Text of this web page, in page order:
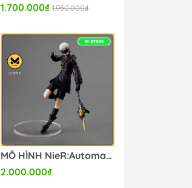
1.700.000₫ 1.950.000₫
MÔ HÌNH NieR:Automata FORM-ISM 9S (YoRHa No.9 Type S)(Square Enix) FIGURE CHÍNH HÃNG
2.000.000₫